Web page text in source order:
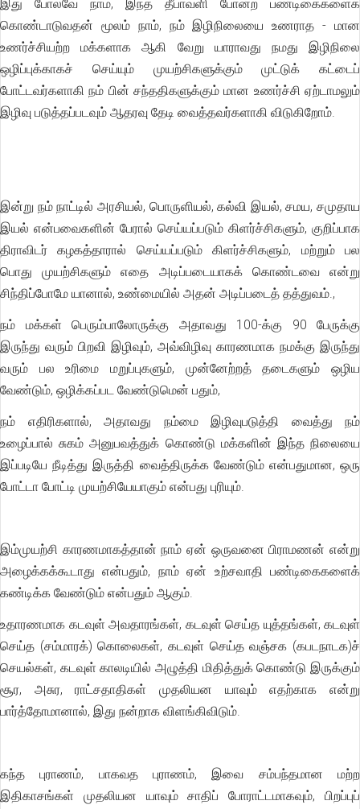
இது போலவே நாம், இந்த தீபாவளி போன்ற பண்டிகைகளைக்
கொண்டாடுவதன் மூலம் நாம், நம் இழிநிலையை உணராத - மான
உணர்ச்சியற்ற மக்களாக ஆகி வேறு யாராவது நமது இழிநிலை
ஒழிப்புக்காகச் செய்யும் முயற்சிகளுக்கும் முட்டுக் கட்டைப்
போட்டவர்களாகி நம் பின் சந்ததிகளுக்கும் மான உணர்ச்சி ஏற்டாமலும்
இழிவு படுத்தப்படவும் ஆதரவு தேடி வைத்தவர்களாகி விடுகிறோம்.
இன்று நம் நாட்டில் அரசியல், பொருளியல், கல்வி இயல், சமய, சமுதாய
இயல் என்பவைகளின் பேரால் செய்யப்படும் கிளர்ச்சிகளும், குறிப்பாக
திராவிடர் கழகத்தாரால் செய்யப்படும் கிளர்ச்சிகளும், மற்றும் பல
பொது முயற்சிகளும் எதை அடிப்படையாகக் கொண்டவை என்று
சிந்திப்போமே யானால், உண்மையில் அதன் அடிப்படைத் தத்துவம்.,
நம் மக்கள் பெரும்பாலோருக்கு அதாவது 100-க்கு 90 பேருக்கு
இருந்து வரும் பிறவி இழிவும், அவ்விழிவு காரணமாக நமக்கு இருந்து
வரும் பல உரிமை மறுப்புகளும், முன்னேற்றத் தடைகளும் ஒழிய
வேண்டும், ஒழிக்கப்பட வேண்டுமென் பதும்,
நம் எதிரிகளால், அதாவது நம்மை இழிவுபடுத்தி வைத்து நம்
உழைப்பால் சுகம் அனுபவத்துக் கொண்டு மக்களின் இந்த நிலையை
இப்படியே நீடித்து இருத்தி வைத்திருக்க வேண்டும் என்பதுமான, ஒரு
போட்டா போட்டி முயற்சியேயாகும் என்பது புரியும்.
இம்முயற்சி காரணமாகத்தான் நாம் ஏன் ஒருவனை பிராமணன் என்று
அழைக்கக்கூடாது என்பதும், நாம் ஏன் உற்சவாதி பண்டிகைகளைக்
கண்டிக்க வேண்டும் என்பதும் ஆகும்.
உதாரணமாக கடவுள் அவதாரங்கள், கடவுள் செய்த யுத்தங்கள், கடவுள்
செய்த (சம்மாரக்) கொலைகள், கடவுள் செய்த வஞ்சக (கபடநாடக)ச்
செயல்கள், கடவுள் காலடியில் அழுத்தி மிதித்துக் கொண்டு இருக்கும்
சூர, அசுர, ராட்சதாதிகள் முதலியன யாவும் எதற்காக என்று
பார்த்தோமானால், இது நன்றாக விளங்கிவிடும்.
கந்த புராணம், பாகவத புராணம், இவை சம்பந்தமான மற்ற
இதிகாசங்கள் முதலியன யாவும் சாதிப் போராட்டமாகவும், பிறப்புப்